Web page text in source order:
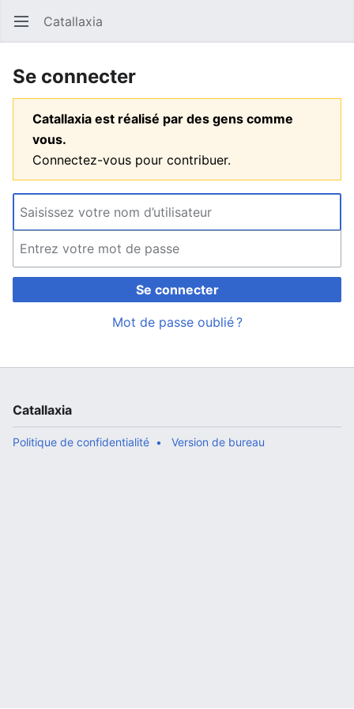
Ouvrir le menu principal Catallaxia
Se connecter
Catallaxia est réalisé par des gens comme
vous.
Connectez-vous pour contribuer.
Se connecter
Mot de passe oublié ?
Catallaxia
Politique de confidentialité Version de bureau